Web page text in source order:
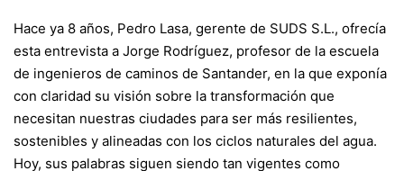
Hace ya 8 años, Pedro Lasa, gerente de SUDS S.L., ofrecía
esta entrevista a Jorge Rodríguez, profesor de la escuela
de ingenieros de caminos de Santander, en la que exponía
con claridad su visión sobre la transformación que
necesitan nuestras ciudades para ser más resilientes,
sostenibles y alineadas con los ciclos naturales del agua.
Hoy, sus palabras siguen siendo tan vigentes como